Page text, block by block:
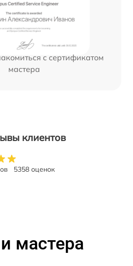
с сертификатом
мастера
клиентов
5358 оценок
мастера